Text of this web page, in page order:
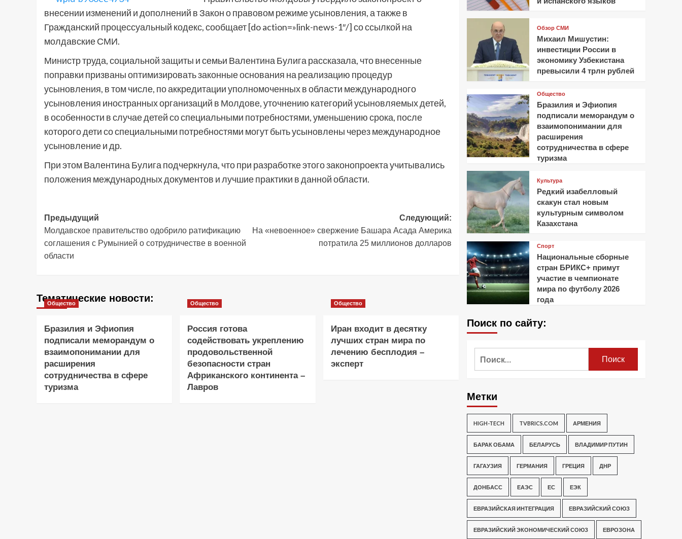
внесении изменений и дополнений в Закон о правовом режиме усыновления, а также в
Гражданский процессуальный кодекс, сообщает [do action=»link-news-1″/] со ссылкой на
молдавские СМИ.
Министр труда, социальной защиты и семьи Валентина Булига рассказала, что внесенные
поправки призваны оптимизировать законные основания на реализацию процедур
усыновления, в том числе, по аккредитации уполномоченных в области международного
усыновления иностранных организаций в Молдове, уточнению категорий усыновляемых детей,
в особенности в случае детей со специальными потребностями, уменьшению срока, после
которого дети со специальными потребностями могут быть усыновлены через международное
усыновление и др.
При этом Валентина Булига подчеркнула, что при разработке этого законопроекта учитывались
положения международных документов и лучшие практики в данной области.
Навигация
записи
Предыдущий
Молдавское правительство одобрило ратификацию
соглашения с Румынией о сотрудничестве в военной
области
Следующий:
На «невоенное» свержение Башара Асада Америка
потратила 25 миллионов долларов
Тематические новости:
Общество
Бразилия и Эфиопия
подписали меморандум о
взаимопонимании для
расширения
сотрудничества в сфере
туризма
Общество
Россия готова
содействовать укреплению
продовольственной
безопасности стран
Африканского континента –
Лавров
Общество
Иран входит в десятку
лучших стран мира по
лечению бесплодия –
эксперт
Обзор СМИ
Михаил Мишустин:
инвестиции России в
экономику Узбекистана
превысили 4 трлн рублей
Общество
Бразилия и Эфиопия
подписали меморандум о
взаимопонимании для
расширения
сотрудничества в сфере
туризма
Культура
Редкий изабелловый
скакун стал новым
культурным символом
Казахстана
Спорт
Национальные сборные
стран БРИКС+ примут
участие в чемпионате
мира по футболу 2026
года
Поиск по сайту:
Метки
HIGH-TECH TVBRICS.COM АРМЕНИЯ
БАРАК ОБАМА БЕЛАРУСЬ ВЛАДИМИР ПУТИН
ГАГАУЗИЯ ГЕРМАНИЯ ГРЕЦИЯ ДНР
ДОНБАСС ЕАЭС ЕС ЕЭК
ЕВРАЗИЙСКАЯ ИНТЕГРАЦИЯ ЕВРАЗИЙСКИЙ СОЮЗ
ЕВРАЗИЙСКИЙ ЭКОНОМИЧЕСКИЙ СОЮЗ ЕВРОЗОНА